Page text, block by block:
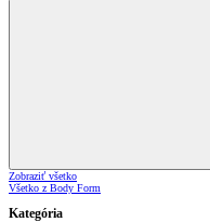
Zobraziť všetko
Všetko z Body Form
Kategória